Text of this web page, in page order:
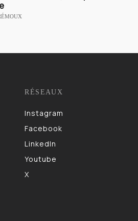
RÉSEAUX
Instagram
Facebook
LinkedIn
Youtube
X